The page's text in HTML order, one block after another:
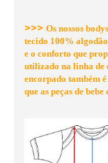
>>> Os nossos
tecido 100%
e o conforto que
utilizado na linha de
encorpado também
que as peças de